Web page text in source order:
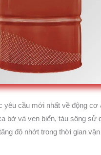
cầu mới nhất về động
bờ và ven biển, tàu sông
độ nhớt trong thời gian